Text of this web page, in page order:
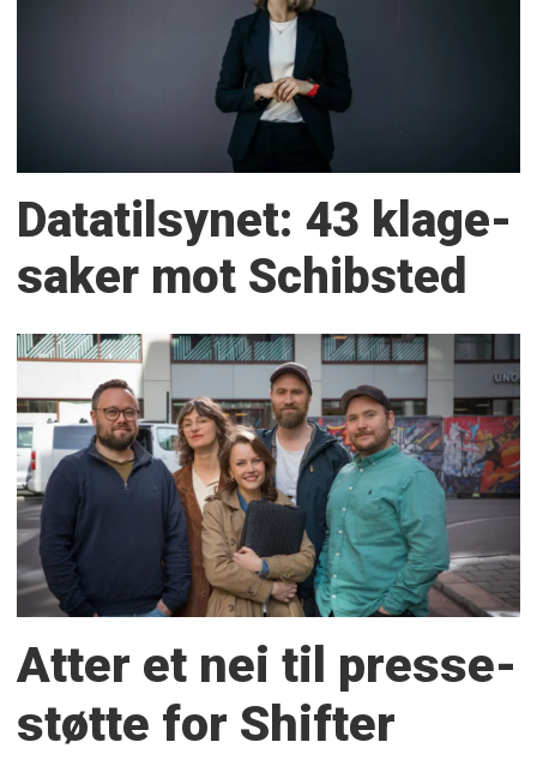
Datatilsynet: 43 klage­
saker mot Schibsted
Atter et nei til presse­
støtte for Shifter